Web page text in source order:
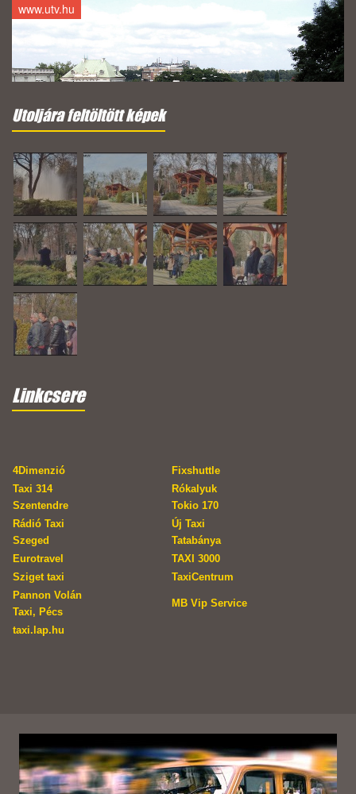
www.utv.hu
Utoljára feltöltött képek
Linkcsere
4Dimenzió
Fixshuttle
Taxi 314
Szentendre
Rókalyuk
Tokio 170
Rádió Taxi
Szeged
Új Taxi
Tatabánya
Eurotravel
TAXI 3000
Sziget taxi
TaxiCentrum
Pannon Volán
Taxi, Pécs
MB Vip Service
taxi.lap.hu